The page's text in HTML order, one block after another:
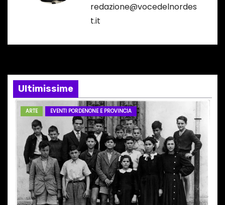
o
e
a
c
redazione@vocedelnordes
t.it
Ultimissime
ARTE EVENTI PORDENONE E PROVINCIA